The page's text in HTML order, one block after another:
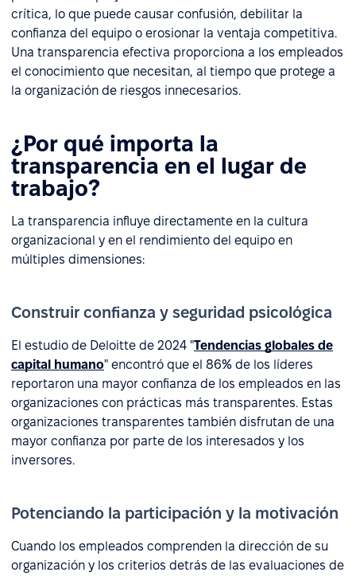
crítica, lo que puede causar confusión, debilitar la
confianza del equipo o erosionar la ventaja competitiva.
Una transparencia efectiva proporciona a los empleados
el conocimiento que necesitan, al tiempo que protege a
la organización de riesgos innecesarios.
¿Por qué importa la
transparencia en el lugar de
trabajo?
La transparencia influye directamente en la cultura
organizacional y en el rendimiento del equipo en
múltiples dimensiones:
Construir confianza y seguridad psicológica
El estudio de Deloitte de 2024 "Tendencias globales de
capital humano" encontró que el 86% de los líderes
reportaron una mayor confianza de los empleados en las
organizaciones con prácticas más transparentes. Estas
organizaciones transparentes también disfrutan de una
mayor confianza por parte de los interesados y los
inversores.
Potenciando la participación y la motivación
Cuando los empleados comprenden la dirección de su
organización y los criterios detrás de las evaluaciones de